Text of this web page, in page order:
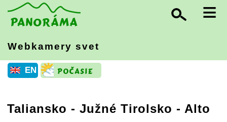
≡
Webkamery svet
EN
Taliansko - Južné Tirolsko - Alto